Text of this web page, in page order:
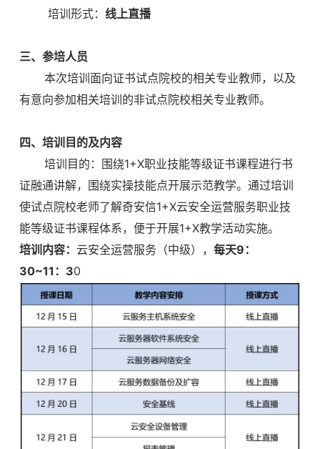
培训形式： 线上直播
三、参培人员
本次培训面向证书试点院校的相关专业教师，以及
有意向参加相关培训的非试点院校相关专业教师。
四、培训目的及内容
培训目的：围绕1+X职业技能等级证书课程进行书
证融通讲解，围绕实操技能点开展示范教学。通过培训
使试点院校老师了解奇安信1+X云安全运营服务职业技
能等级证书课程体系，便于开展1+X教学活动实施。
培训内容： 云安全运营服务（中级）， 每天9：
30~11：30